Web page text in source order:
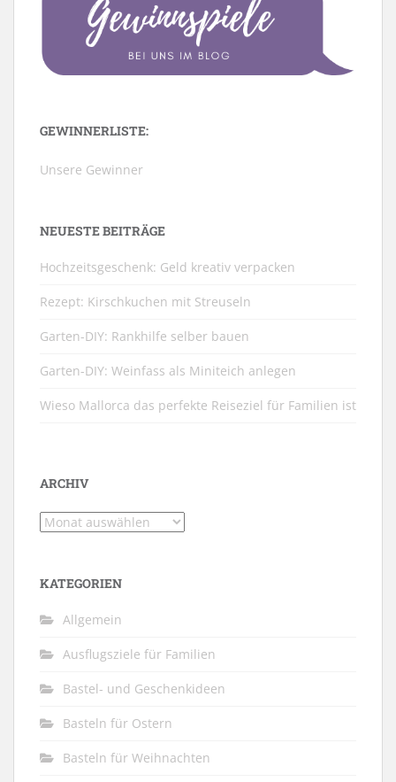
GEWINNERLISTE:
Unsere Gewinner
NEUESTE BEITRÄGE
Hochzeitsgeschenk: Geld kreativ verpacken
Rezept: Kirschkuchen mit Streuseln
Garten-DIY: Rankhilfe selber bauen
Garten-DIY: Weinfass als Miniteich anlegen
Wieso Mallorca das perfekte Reiseziel für Familien ist
ARCHIV
Archiv
KATEGORIEN
Allgemein
Ausflugsziele für Familien
Bastel- und Geschenkideen
Basteln für Ostern
Basteln für Weihnachten